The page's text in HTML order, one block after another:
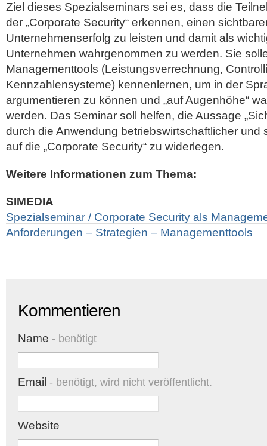
Ziel dieses Spezialseminars sei es, dass die
der „Corporate Security“ erkennen, einen
Unternehmenserfolg zu leisten und damit als
Unternehmen wahrgenommen zu werden. Sie
Managementtools (Leistungsverrechnung,
Kennzahlensysteme) kennenlernen, um in der
argumentieren zu können und „auf Augenhöhe“
werden. Das Seminar soll helfen, die Aussage
durch die Anwendung betriebswirtschaftlicher und
auf die „Corporate Security“ zu widerlegen.
Weitere Informationen zum Thema:
SIMEDIA
Spezialseminar / Corporate Security als
Anforderungen – Strategien – Managementtools
Kommentieren
Name - benötigt
Email - benötigt, wird nicht veröffentlicht.
Website